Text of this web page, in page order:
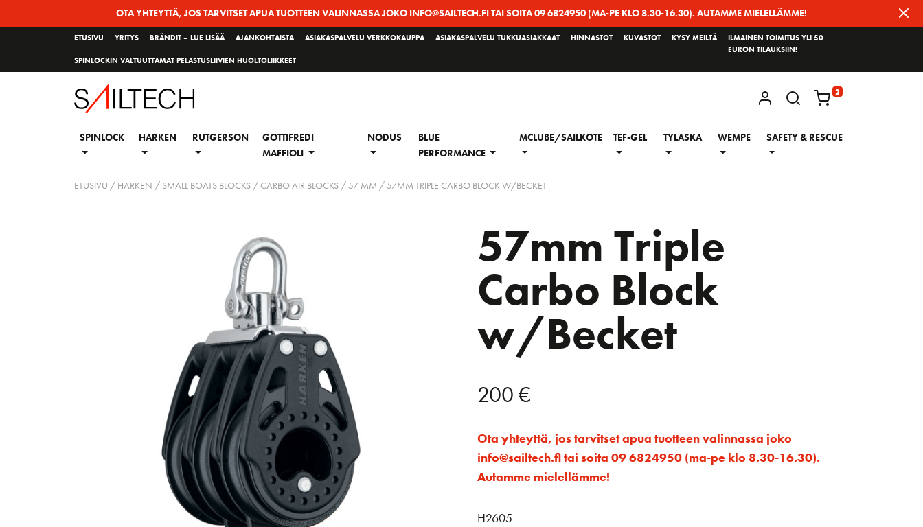
OTA YHTEYTTÄ, JOS TARVITSET APUA TUOTTEEN VALINNASSA JOKO INFO@SAILTECH.FI TAI SOITA 09 6824950 (MA-PE KLO 8.30-16.30). AUTAMME MIELELLÄMME!
ETUSIVU YRITYS BRÄNDIT – LUE LISÄÄ AJANKOHTAISTA ASIAKASPALVELU VERKKOKAUPPA ASIAKASPALVELU TUKKUASIAKKAAT HINNASTOT KUVASTOT KYSY MEILTÄ
SPINLOCKIN VALTUUTTAMAT PELASTUSLIIVIEN HUOLTOLIIKKEET
ILMAINEN TOIMITUS YLI 50
EURON TILAUKSIIN!
KIRJAUDU / REKISTERÖIDY
2
SPINLOCK HARKEN RUTGERSON
GOTTIFREDI
MAFFIOLI
NODUS
BLUE
PERFORMANCE
MCLUBE/SAILKOTE TEF-GEL TYLASKA WEMPE SAFETY & RESCUE
ETUSIVU / HARKEN / SMALL BOATS BLOCKS/CARBO AIR BLOCKS/57 MM / 57MM TRIPLE CARBO BLOCK W/BECKET
57mm Triple
Carbo Block
w/Becket
200€
Ota yhteyttä, jos tarvitset apua tuotteen valinnassa joko
info@sailtech.fi tai soita 09 6824950 (ma-pe klo 8.30-16.30).
Autamme mielellämme!
H2605